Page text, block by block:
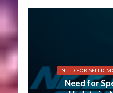
NEED FOR SPEED
Need for